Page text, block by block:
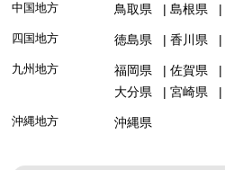
中国地方 鳥取県 島根県
四国地方 徳島県 香川県
九州地方 福岡県 佐賀県
大分県
宮崎県
沖縄地方 沖縄県